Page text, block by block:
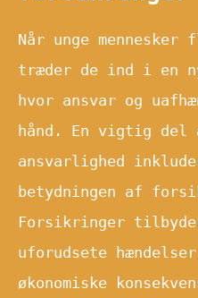
Når unge
træder de ind i en
hvor ansvar og
hånd. En vigtig del
ansvarlighed
betydningen af
Forsikringer
uforudsete
økonomiske